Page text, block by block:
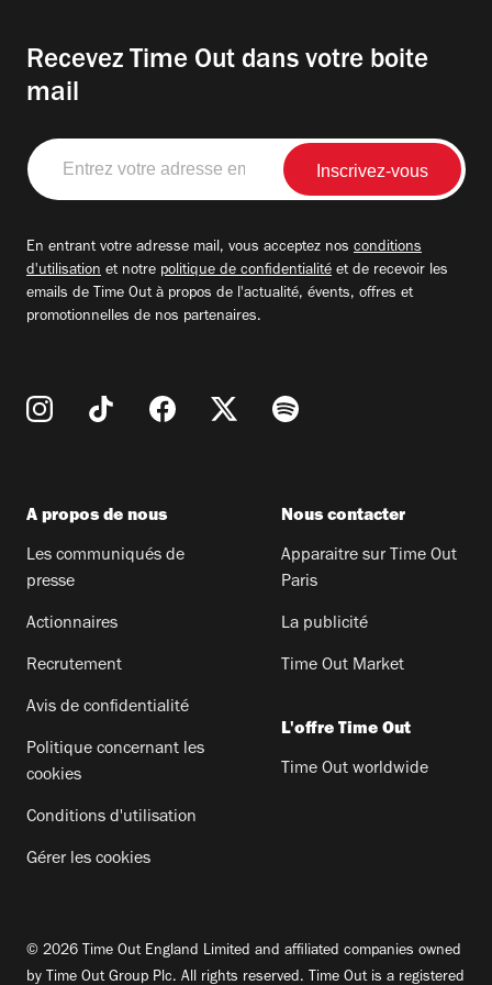
Recevez Time Out dans votre boite
mail
Entrez
votre
adresse
En entrant votre adresse mail, vous acceptez nos conditions
d'utilisation et notre politique de confidentialité et de recevoir les
emails de Time Out à propos de l'actualité, évents, offres et
promotionnelles de nos partenaires.
A propos de nous
Les communiqués de
presse
Actionnaires
Recrutement
Avis de confidentialité
Politique concernant les
cookies
Conditions d'utilisation
Gérer les cookies
Nous contacter
Apparaitre sur Time Out
Paris
La publicité
Time Out Market
L'offre Time Out
Time Out worldwide
© 2026 Time Out England Limited and affiliated companies owned
by Time Out Group Plc. All rights reserved. Time Out is a registered